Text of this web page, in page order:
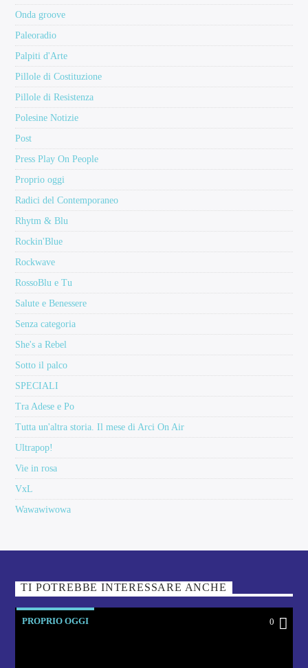
Onda groove
Paleoradio
Palpiti d'Arte
Pillole di Costituzione
Pillole di Resistenza
Polesine Notizie
Post
Press Play On People
Proprio oggi
Radici del Contemporaneo
Rhytm & Blu
Rockin'Blue
Rockwave
RossoBlu e Tu
Salute e Benessere
Senza categoria
She's a Rebel
Sotto il palco
SPECIALI
Tra Adese e Po
Tutta un'altra storia. Il mese di Arci On Air
Ultrapop!
Vie in rosa
VxL
Wawawiwowa
TI POTREBBE INTERESSARE ANCHE
PROPRIO OGGI 0